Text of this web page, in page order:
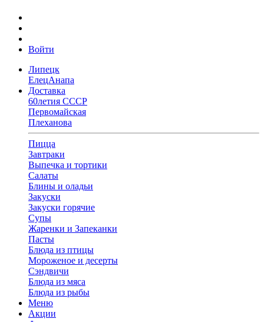
Войти
Липецк
ЕлецАнапа
Доставка
60летия СССР
Первомайская
Плеханова
Пицца
Завтраки
Выпечка и тортики
Салаты
Блины и оладьи
Закуски
Закуски горячие
Супы
Жаренки и Запеканки
Пасты
Блюда из птицы
Мороженое и десерты
Сэндвичи
Блюда из мяса
Блюда из рыбы
Меню
Акции